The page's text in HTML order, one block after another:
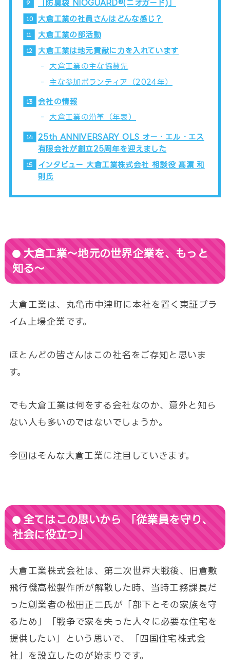
「防臭袋 NIOGUARD®(ニオガード)」
大倉工業の社員さんはどんな感じ？
大倉工業の部活動
大倉工業は地元貢献に力を入れています
大倉工業の主な協賛先
主な参加ボランティア（2024年）
会社の情報
大倉工業の沿革（年表）
25th ANNIVERSARY OLS オー・エル・エス
有限会社が創立25周年を迎えました
インタビュー 大倉工業株式会社 相談役 髙濵 和
則氏
大倉工業～地元の世界企業を、もっと
知る～
大倉工業は、丸亀市中津町に本社を置く東証プラ
イム上場企業です。
ほとんどの皆さんはこの社名をご存知と思いま
す。
でも大倉工業は何をする会社なのか、意外と知ら
ない人も多いのではないでしょうか。
今回はそんな大倉工業に注目していきます。
全てはこの思いから 「従業員を守り、
社会に役立つ」
大倉工業株式会社は、第二次世界大戦後、旧倉敷
飛行機高松製作所が解散した時、当時工務課長だ
った創業者の松田正二氏が「部下とその家族を守
るため」「戦争で家を失った人々に必要な住宅を
提供したい」という思いで、「四国住宅株式会
社」を設立したのが始まりです。